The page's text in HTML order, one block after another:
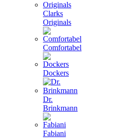
Clarks
Originals
Comfortabel
Dockers
Dr.
Brinkmann
Fabiani